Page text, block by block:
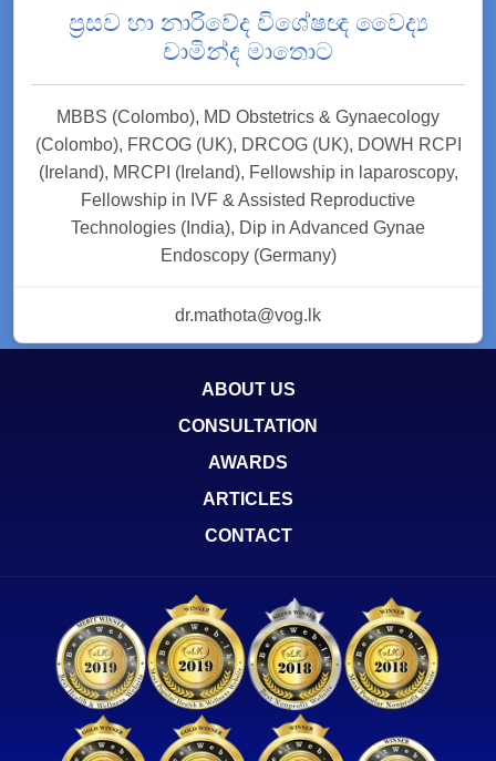
ප්‍රසව හා නාරිවේද විශේෂඥ වෛද්‍ය
චාමින්ද මාතොට
MBBS (Colombo), MD Obstetrics & Gynaecology
(Colombo), FRCOG (UK), DRCOG (UK), DOWH RCPI
(Ireland), MRCPI (Ireland), Fellowship in laparoscopy,
Fellowship in IVF & Assisted Reproductive
Technologies (India), Dip in Advanced Gynae
Endoscopy (Germany)
dr.mathota@vog.lk
ABOUT US
CONSULTATION
AWARDS
ARTICLES
CONTACT